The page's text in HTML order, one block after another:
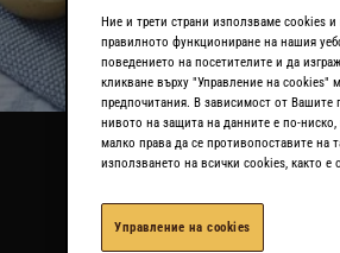
Ние и трети страни използваме cookies
правилното функциониране на нашия
поведението на посетителите и да
кликване върху "Управление на cookies"
предпочитания. В зависимост от Вашите
нивото на защита на данните е по-
малко права да се противопоставите на
използването на всички cookies, както е
Управление на cookies